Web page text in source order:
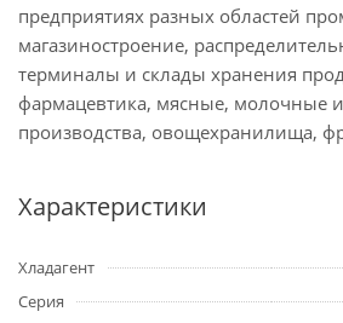
предприятиях разных областей
магазиностроение,
терминалы и склады хранения
фармацевтика, мясные, молочные
производства, овощехранилища,
Характеристики
Хладагент
Серия